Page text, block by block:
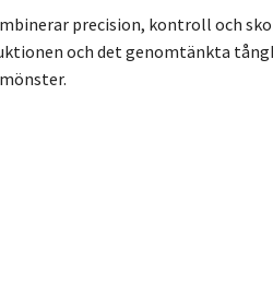
precision, kontroll och
och det genomtänkta